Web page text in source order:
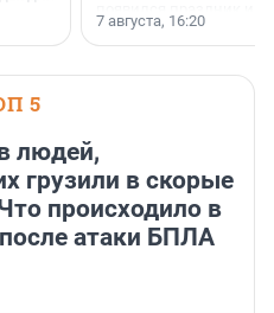
поменялась роль
7 августа, 16:20
5
людей,
грузили в скорые
происходило в
атаки БПЛА